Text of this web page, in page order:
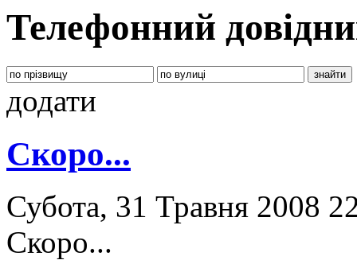
Телефонний
додати
Скоро...
Субота, 31 Травня 2008
Скоро...